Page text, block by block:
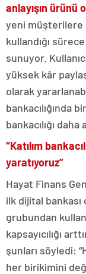
anlayışın ürünü
yeni müşterilere
kullandığı
sunuyor.
yüksek kâr
olarak
bankacılığında
bankacılığı
“Katılım
yaratıyoruz”
Hayat Finans
ilk dijital bankası
grubundan
kapsayıcılığı
şunları söyledi:
her birikimini